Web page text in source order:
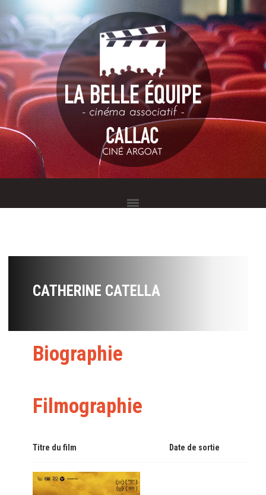
CATHERINE CATELLA
Biographie
Filmographie
Titre du film Date de sortie